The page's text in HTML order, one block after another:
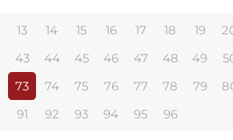
13 14 15 16 17 18 19
43 44 45 46 47 48 49
73 74 75 76 77 78 79
91
92 93 94 95 96